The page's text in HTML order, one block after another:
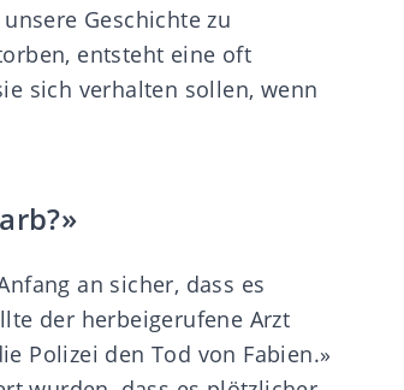
Geschichte zu
entsteht eine oft
sich verhalten sollen, wenn
an sicher, dass es
der herbeigerufene Arzt
Polizei den Tod von Fabien.»